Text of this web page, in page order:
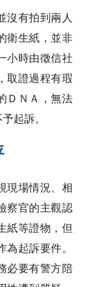
沒有拍到兩人
衛生紙，並非
小時由徵信社
取證過程有瑕
ＤＮＡ，無法
起訴。
現場情況、相
察官的主觀認
紙等證物，但
起訴要件。
必要有警方陪